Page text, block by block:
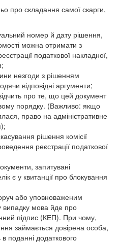
про складання самої скарги,
номер й дату рішення,
можна отримати з
податкової накладної,
незгоди з рішенням
відповідні аргументи;
про те, що цей документ
порядку. (Важливо: якщо
право на адміністративне
рішення комісії
реєстрації податкової
запитувані
є у квитанції про блокування
або уповноваженим
мова йде про
підпис (КЕП). При чому,
займається довірена особа,
в поданні додаткового